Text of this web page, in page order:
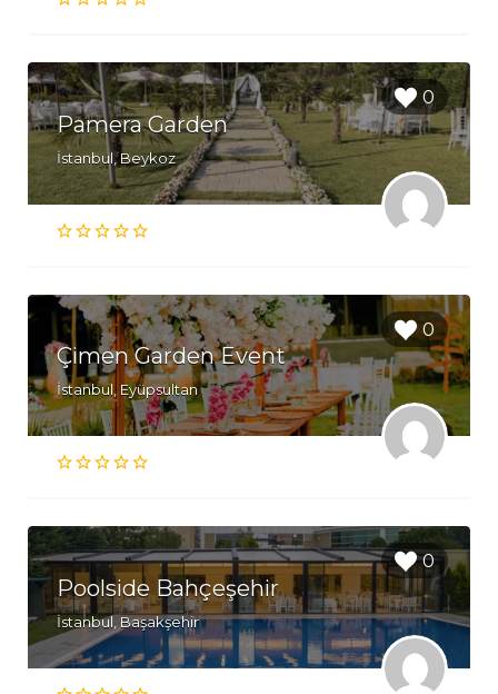
0
Pamera Garden
İstanbul, Beykoz
0
Çimen Garden Event
İstanbul, Eyüpsultan
0
Poolside Bahçeşehir
İstanbul, Başakşehir